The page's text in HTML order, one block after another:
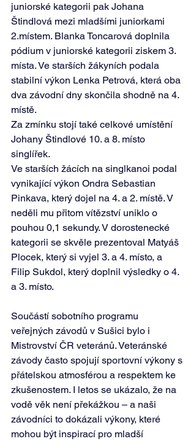
juniorské kategorii pak Johana
Štindlová mezi mladšími juniorkami
2.místem. Blanka Toncarová doplnila
pódium v juniorské kategorii ziskem 3.
místa. Ve starších žákyních podala
stabilní výkon Lenka Petrová, která oba
dva závodní dny skončila shodně na 4.
místě.
Za zmínku stojí také celkové umístění
Johany Štindlové 10. a 8. místo
singlířek.
Ve starších žácích na singlkanoi podal
vynikající výkon Ondra Sebastian
Pinkava, který dojel na 4. a 2. místě. V
neděli mu přitom vítězství uniklo o
pouhou 0,1 sekundy. V dorostenecké
kategorii se skvěle prezentoval Matyáš
Plocek, který si vyjel 3. a 4. místo, a
Filip Sukdol, který doplnil výsledky o 4.
a 3. místo.
Součástí sobotního programu
veřejných závodů v Sušici bylo i
Mistrovství ČR veteránů. Veteránské
závody často spojují sportovní výkony s
přátelskou atmosférou a respektem ke
zkušenostem. I letos se ukázalo, že na
vodě věk není překážkou – a naši
závodníci to dokázali výkony, které
mohou být inspirací pro mladší